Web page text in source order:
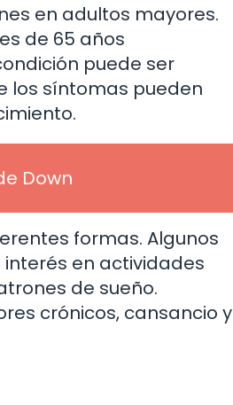
en adultos mayores.
de 65 años
puede ser
los síntomas pueden
Down
formas. Algunos
en actividades
de sueño.
crónicos, cansancio y